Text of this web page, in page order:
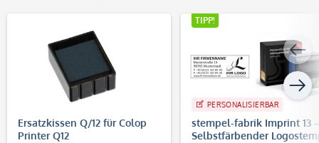
Ersatzkissen Q/12 für Colop
Printer Q12
TIPP!
PERSONALISIERBAR
stempel-fabrik Imprint 13
Selbstfärbender